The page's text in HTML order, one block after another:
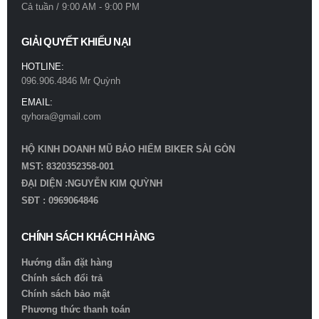
Cả tuần / 9:00 AM - 9:00 PM
GIẢI QUYẾT KHIẾU NẠI
HOTLINE:
096.906.4846 Mr Quỳnh
EMAIL:
qyhora@gmail.com
HỘ KINH DOANH MŨ BẢO HIỂM BIKER SÀI GÒN
MST: 8320352358-001
ĐẠI DIỆN :NGUYỄN KIM QUỲNH
SĐT : 0969064846
CHÍNH SÁCH KHÁCH HÀNG
Hướng dẫn đặt hàng
Chính sách đổi trả
Chính sách bảo mật
Phương thức thanh toán